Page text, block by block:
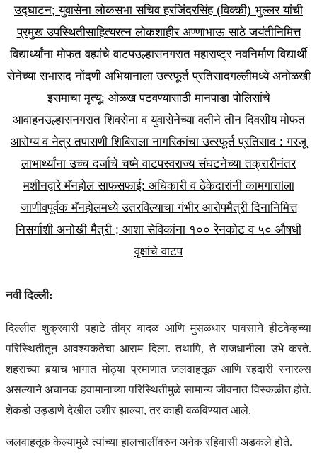
उद्घाटन; युवासेना लोकसभा सचिव हरजिंदरसिंह (विक्की) भुल्लर यांची
प्रमुख उपस्थितीसाहित्यरत्न लोकशाहीर अण्णाभाऊ साठे जयंतीनिमित्त
विद्यार्थ्यांना मोफत वह्यांचे वाटपउल्हासनगरात महाराष्ट्र नवनिर्माण विद्यार्थी
सेनेच्या सभासद नोंदणी अभियानाला उत्स्फूर्त प्रतिसादगल्लीमध्ये अनोळखी
इसमाचा मृत्यू; ओळख पटवण्यासाठी मानपाडा पोलिसांचे
आवाहनउल्हासनगरात शिवसेना व युवासेनेच्या वतीने तीन दिवसीय मोफत
आरोग्य व नेत्र तपासणी शिबिराला नागरिकांचा उत्स्फूर्त प्रतिसाद : गरजू
लाभार्थ्यांना उच्च दर्जाचे चष्मे वाटपस्वराज्य संघटनेच्या तक्रारीनंतर
मशीनद्वारे मॅनहोल साफसफाई; अधिकारी व ठेकेदारांनी कामगाराlला
जाणीवपूर्वक मॅनहोलमध्ये उतरविल्याचा गंभीर आरोपमैत्री दिनानिमित्त
निसर्गाशी अनोखी मैत्री ; आशा सेविकांना १०० रेनकोट व ५० औषधी
वृक्षांचे वाटप
नवी दिल्ली:
दिल्लीत शुक्रवारी पहाटे तीव्र वादळ आणि मुसळधार पावसाने हीटवेव्हच्या
परिस्थितीतून आवश्यकतेचा आराम दिला. तथापि, ते राजधानीला उभे करते.
शहराच्या बर्‍याच भागात मोठ्या प्रमाणात जलवाहतूक आणि रहदारी स्नारल्स
असल्याने अचानक हवामानाच्या परिस्थितीमुळे सामान्य जीवनात विस्कळीत होते.
शेकडो उड्डाणे देखील उशीर झाल्या, तर काही वळविण्यात आले.
जलवाहतूक केल्यामुळे त्यांच्या हालचालींवरुन अनेक रहिवासी अडकले होते.